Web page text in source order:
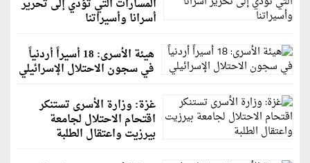
المسارات التي تؤدي إلى تحرير
أسرانا وأسيراتنا
هيئة الأسرى: 18 أسيراً أردنياً
في سجون الاحتلال الإسرائيلي
غزة: وزارة الأسرى تستنكر
اقتحام الاحتلال لجامعة
بيرزيت واعتقال الطلبة